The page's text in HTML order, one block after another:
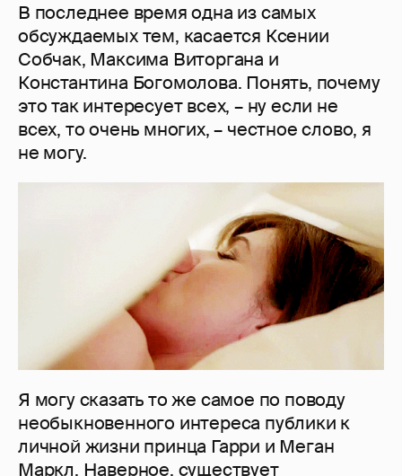
В последнее время одна из самых
обсуждаемых тем, касается Ксении
Собчак, Максима Виторгана и
Константина Богомолова. Понять, почему
это так интересует всех, – ну если не
всех, то очень многих, – честное слово, я
не могу.
Я могу сказать то же самое по поводу
необыкновенного интереса публики к
личной жизни принца Гарри и Меган
Маркл. Наверное, существует